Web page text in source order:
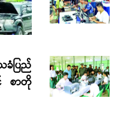
ခံပြည်
စာတို